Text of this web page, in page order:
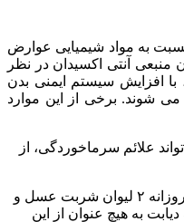
به مواد شیمیایی عوارض
منبعی آنتی اکسیدان در نظر
افزایش سیستم ایمنی بدن
می شوند. برخی از این موارد
علائم سرماخوردگی، از
مصرف شربت عسل و آبلیمو، روزانه ۲ لیوان شربت عسل و
دیابت به هیچ عنوان از این